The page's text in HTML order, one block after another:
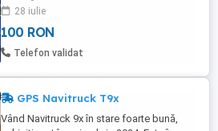
cu antena(Traffic Antenna) Garmin TA10,
TA20 si TomTom 4UUC23B. 1) Garmin TA
20 la 4,76 - 5,25V pe 2Amperi cu Traffic
Antenna cu mufa SD la 150ron+17ron
28 iulie
100 RON
Telefon validat
GPS Navitruck T9x
Vând Navitruck 9x în stare foarte bună,